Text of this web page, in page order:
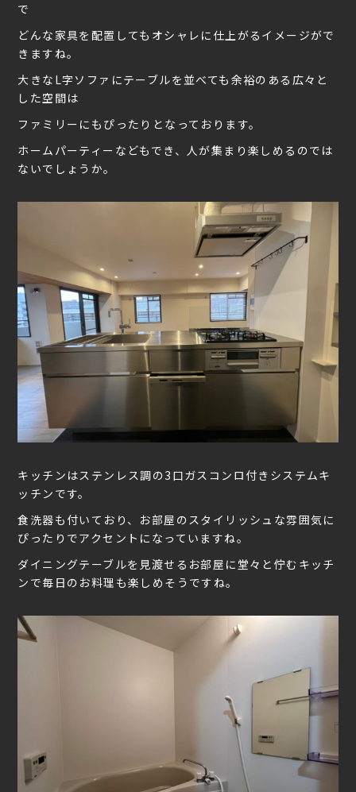
で
どんな家具を配置してもオシャレに仕上がるイメージがで
きますね。
大きなL字ソファにテーブルを並べても余裕のある広々と
した空間は
ファミリーにもぴったりとなっております。
ホームパーティーなどもでき、人が集まり楽しめるのでは
ないでしょうか。
キッチンはステンレス調の3口ガスコンロ付きシステムキ
ッチンです。
食洗器も付いており、お部屋のスタイリッシュな雰囲気に
ぴったりでアクセントになっていますね。
ダイニングテーブルを見渡せるお部屋に堂々と佇むキッチ
ンで毎日のお料理も楽しめそうですね。